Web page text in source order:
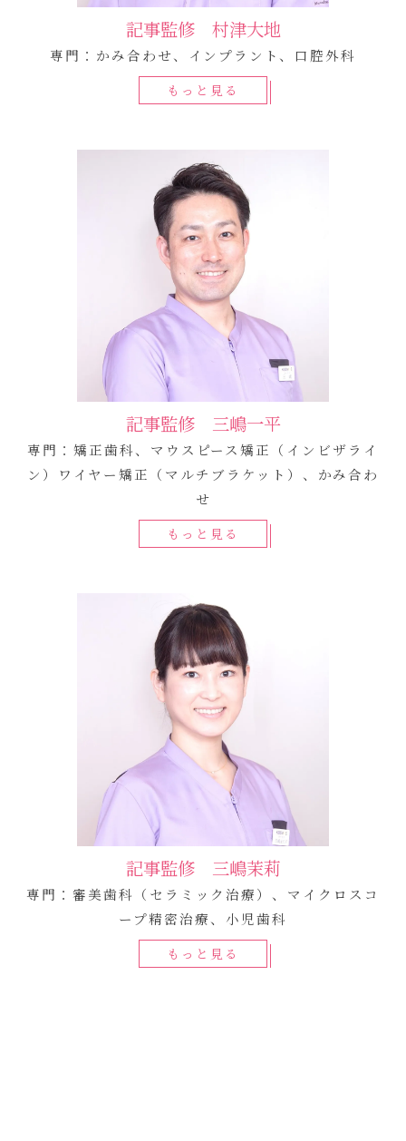
記事監修 村津大地
専門：かみ合わせ、インプラント、口腔外科
もっと見る
記事監修 三嶋一平
専門：矯正歯科、マウスピース矯正（インビザライ
ン）ワイヤー矯正（マルチブラケット）、かみ合わ
せ
もっと見る
記事監修 三嶋茉莉
専門：審美歯科（セラミック治療）、マイクロスコ
ープ精密治療、小児歯科
もっと見る